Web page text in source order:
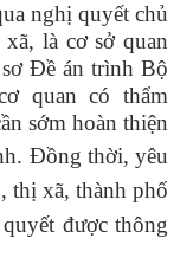
nghị quyết chủ
là cơ sở quan
Đề án trình Bộ
quan có thẩm
sớm hoàn thiện
Đồng thời, yêu
thị xã, thành phố
được thông